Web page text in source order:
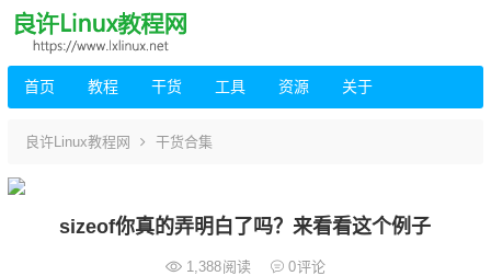
首页 教程 干货 工具 资源 关于
良许Linux教程网 干货合集
sizeof你真的弄明白了吗？来看看这个例子
1,388阅读 0评论